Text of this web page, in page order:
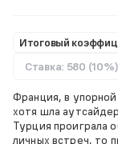
Итоговый
Ставка: 580 (10%)
Франция, в
хотя шла
Турция проиграла
личных встреч, то